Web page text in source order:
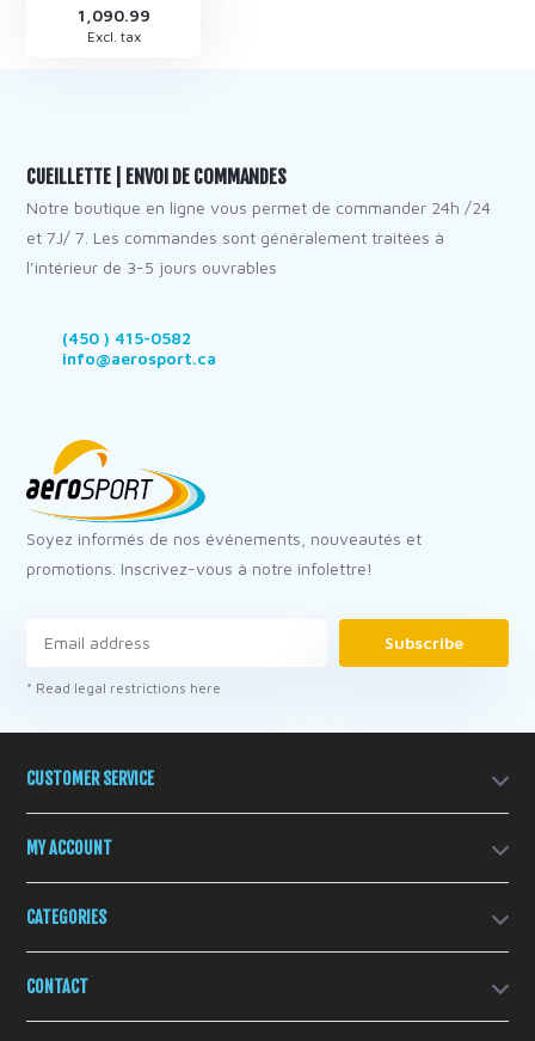
1,090.99
Excl. tax
CUEILLETTE | ENVOI DE COMMANDES
Notre boutique en ligne vous permet de commander 24h /24
et 7J/ 7. Les commandes sont généralement traitées à
l’intérieur de 3-5 jours ouvrables
(450 ) 415-0582
info@aerosport.ca
Soyez informés de nos événements, nouveautés et
promotions. Inscrivez-vous à notre infolettre!
Subscribe
* Read legal restrictions here
CUSTOMER SERVICE
MY ACCOUNT
CATEGORIES
CONTACT